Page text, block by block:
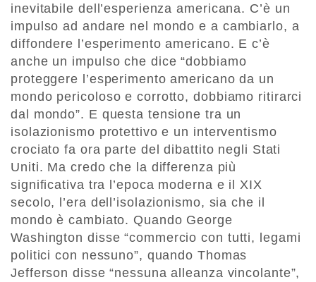
inevitabile dell’esperienza americana. C’è un
impulso ad andare nel mondo e a cambiarlo, a
diffondere l’esperimento americano. E c’è
anche un impulso che dice “dobbiamo
proteggere l’esperimento americano da un
mondo pericoloso e corrotto, dobbiamo ritirarci
dal mondo”. E questa tensione tra un
isolazionismo protettivo e un interventismo
crociato fa ora parte del dibattito negli Stati
Uniti. Ma credo che la differenza più
significativa tra l’epoca moderna e il XIX
secolo, l’era dell’isolazionismo, sia che il
mondo è cambiato. Quando George
Washington disse “commercio con tutti, legami
politici con nessuno”, quando Thomas
Jefferson disse “nessuna alleanza vincolante”,